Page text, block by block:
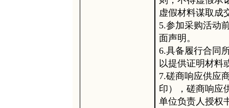
虚假材料谋取成
5.参加采购活动
面声明。
6.具备履行合同
以提供证明材料
7.磋商响应供应
印），磋商响应
单位负责人授权